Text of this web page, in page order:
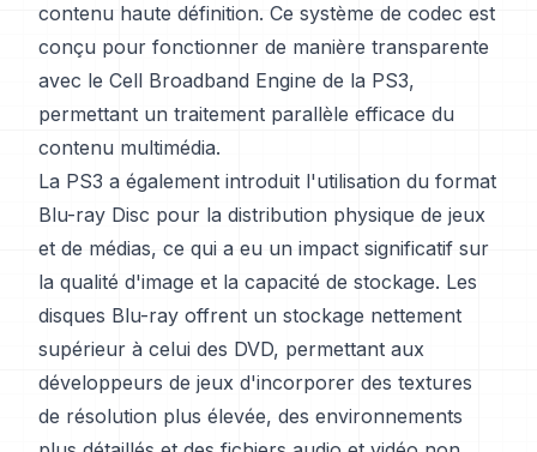
contenu haute définition. Ce système de codec est
conçu pour fonctionner de manière transparente
avec le Cell Broadband Engine de la PS3,
permettant un traitement parallèle efficace du
contenu multimédia.
La PS3 a également introduit l'utilisation du format
Blu-ray Disc pour la distribution physique de jeux
et de médias, ce qui a eu un impact significatif sur
la qualité d'image et la capacité de stockage. Les
disques Blu-ray offrent un stockage nettement
supérieur à celui des DVD, permettant aux
développeurs de jeux d'incorporer des textures
de résolution plus élevée, des environnements